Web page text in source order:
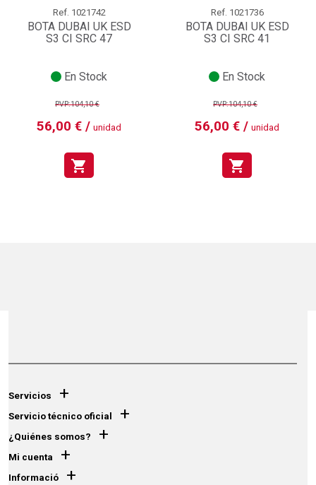
Ref. 1021742
BOTA DUBAI UK ESD
S3 CI SRC 47
En Stock
PVP:104,10 €
56,00 € / unidad
shopping_cart
Ref. 1021736
BOTA DUBAI UK ESD
S3 CI SRC 41
En Stock
PVP:104,10 €
56,00 € / unidad
shopping_cart
Servicios +
Servicio técnico oficial +
¿Quiénes somos? +
Mi cuenta +
Informació +